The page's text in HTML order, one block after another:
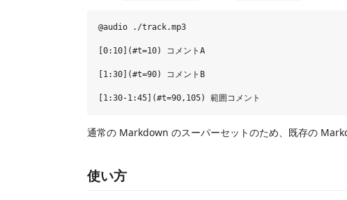
@audio ./track.mp3
[0:10](#t=10) コメントA
[1:30](#t=90) コメントB
通常の Markdown のスーパーセットのため、既存の
使い方